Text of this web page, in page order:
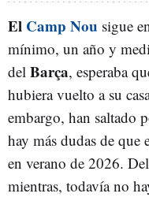
El Camp Nou sigue
mínimo, un año y
del Barça, esperaba
hubiera vuelto a su
embargo, han saltado
hay más dudas de que
en verano de 2026. Del
mientras, todavía no